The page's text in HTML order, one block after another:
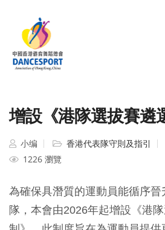
增設《港隊選拔賽遴
小编 香港代表隊守則及指引
1226 瀏覽
為確保具潛質的運動員能循序晉
隊，本會由2026年起增設《港